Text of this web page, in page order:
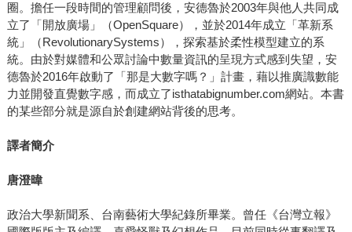
圈。擔任一段時間的管理顧問後，安德魯於2003年與他人共同成
立了「開放廣場」（OpenSquare），並於2014年成立「革新系
統」（RevolutionarySystems），探索基於柔性模型建立的系
統。由於對媒體和公眾討論中數量資訊的呈現方式感到失望，安
德魯於2016年啟動了「那是大數字嗎？」計畫，藉以推廣識數能
力並開發直覺數字感，而成立了isthatabignumber.com網站。本書
的某些部分就是源自於創建網站背後的思考。
譯者簡介
唐澄暐
政治大學新聞系、台南藝術大學紀錄所畢業。曾任《台灣立報》